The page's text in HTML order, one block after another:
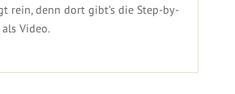
rein, denn dort gibt’s die Step-by-
Video.